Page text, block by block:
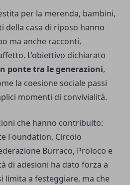
per la merenda, bambini,
della casa di riposo hanno
ma anche racconti,
L’obiettivo dichiarato
ponte tra le generazioni,
la coesione sociale passi
momenti di convivialità.
che hanno contribuito:
Foundation, Circolo
Burraco, Proloco e
di adesioni ha dato forza a
limita a festeggiare, ma che